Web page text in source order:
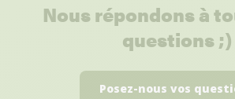
Nous répondons à
questions ;)
Posez-nous vos